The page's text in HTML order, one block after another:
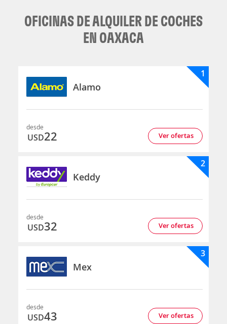
OFICINAS DE ALQUILER DE COCHES
EN OAXACA
Alamo
1
desde
USD22 Ver ofertas
Keddy
2
desde
USD32 Ver ofertas
Mex
3
desde
USD43 Ver ofertas